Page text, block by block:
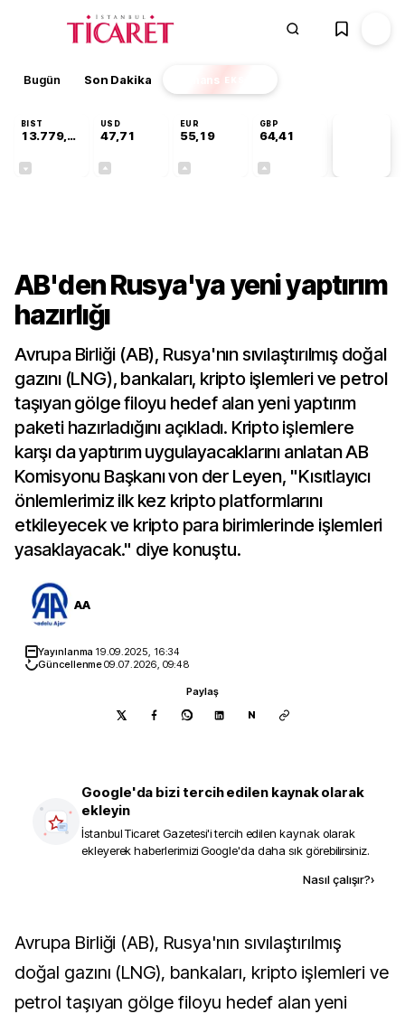
Bugün Son Dakika Finans EKSTRA
BIST
13.779,39
USD
47,71
EUR
55,19
GBP
64,41
AB'den Rusya'ya yeni yaptırım
hazırlığı
Avrupa Birliği (AB), Rusya'nın sıvılaştırılmış doğal
gazını (LNG), bankaları, kripto işlemleri ve petrol
taşıyan gölge filoyu hedef alan yeni yaptırım
paketi hazırladığını açıkladı. Kripto işlemlere
karşı da yaptırım uygulayacaklarını anlatan AB
Komisyonu Başkanı von der Leyen, "Kısıtlayıcı
önlemlerimiz ilk kez kripto platformlarını
etkileyecek ve kripto para birimlerinde işlemleri
yasaklayacak." diye konuştu.
AA
Yayınlanma 19.09.2025, 16:34
Güncellenme09.07.2026, 09:48
Paylaş
N
Google'da bizi tercih edilen kaynak olarak
ekleyin
İstanbul Ticaret Gazetesi'i tercih edilen kaynak olarak
ekleyerek haberlerimizi Google'da daha sık görebilirsiniz.
Nasıl çalışır?›
Avrupa Birliği (AB), Rusya'nın sıvılaştırılmış
doğal gazını (LNG), bankaları, kripto işlemleri ve
petrol taşıyan gölge filoyu hedef alan yeni